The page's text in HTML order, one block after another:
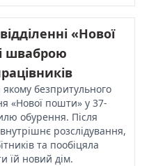
«Нової
шваброю
якому безпритульного
«Нової пошти» у 37-
обурення. Після
розслідування,
та пообіцяла
їй новий дім.